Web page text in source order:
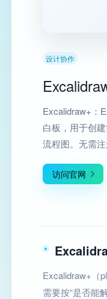
设计协作
Excalidraw+：
白板，用于创
流程图。无需
访问官网
Excalidraw+（
需要按“是否能